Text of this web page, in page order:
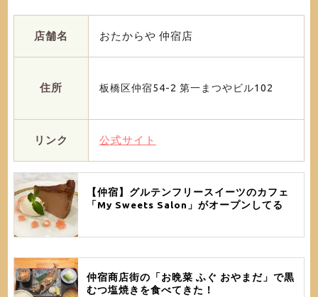
店舗名 おたからや 仲宿店
住所 板橋区仲宿54-2 第一まつやビル102
リンク 公式サイト
【仲宿】グルテンフリースイーツのカフェ
「My Sweets Salon」がオープンしてる
仲宿商店街の「お晩菜 ふぐ おやまだ」で黒
むつ塩焼きを食べてきた！